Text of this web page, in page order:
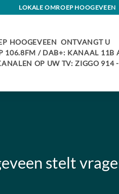
LOKALE OMROEP
HOOGEVEEN ONTVANGT U
106.8FM / DAB+: KANAAL 11B
OP UW TV: ZIGGO 914
stelt